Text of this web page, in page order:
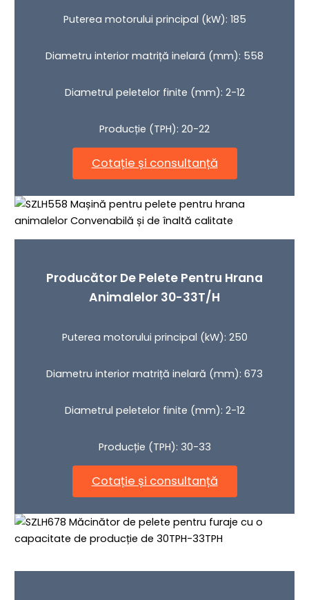
Puterea motorului principal (kW): 185
Diametru interior matriță inelară (mm): 558
Diametrul peletelor finite (mm): 2-12
Producție (TPH): 20-22
Cotație și consultanță
Producător De Pelete Pentru Hrana
Animalelor 30-33T/h
Puterea motorului principal (kW): 250
Diametru interior matriță inelară (mm): 673
Diametrul peletelor finite (mm): 2-12
Producție (TPH): 30-33
Cotație și consultanță